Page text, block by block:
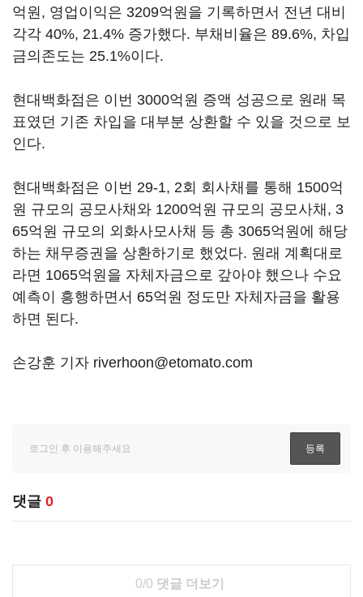
억원, 영업이익은 3209억원을 기록하면서 전년 대비
각각 40%, 21.4% 증가했다. 부채비율은 89.6%, 차입
금의존도는 25.1%이다.
현대백화점은 이번 3000억원 증액 성공으로 원래 목
표였던 기존 차입을 대부분 상환할 수 있을 것으로 보
인다.
현대백화점은 이번 29-1, 2회 회사채를 통해 1500억
원 규모의 공모사채와 1200억원 규모의 공모사채, 3
65억원 규모의 외화사모사채 등 총 3065억원에 해당
하는 채무증권을 상환하기로 했었다. 원래 계획대로
라면 1065억원을 자체자금으로 갚아야 했으나 수요
예측이 흥행하면서 65억원 정도만 자체자금을 활용
하면 된다.
손강훈 기자 riverhoon@etomato.com
댓글 0
0/0 댓글 더보기